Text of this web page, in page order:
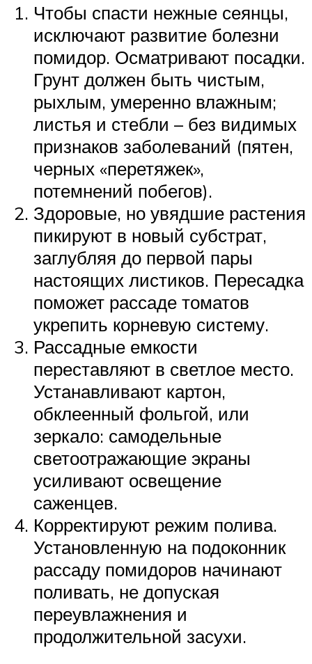
Чтобы спасти нежные сеянцы,
исключают развитие болезни
помидор. Осматривают посадки.
Грунт должен быть чистым,
рыхлым, умеренно влажным;
листья и стебли – без видимых
признаков заболеваний (пятен,
черных «перетяжек»,
потемнений побегов).
Здоровые, но увядшие растения
пикируют в новый субстрат,
заглубляя до первой пары
настоящих листиков. Пересадка
поможет рассаде томатов
укрепить корневую систему.
Рассадные емкости
переставляют в светлое место.
Устанавливают картон,
обклеенный фольгой, или
зеркало: самодельные
светоотражающие экраны
усиливают освещение
саженцев.
Корректируют режим полива.
Установленную на подоконник
рассаду помидоров начинают
поливать, не допуская
переувлажнения и
продолжительной засухи.